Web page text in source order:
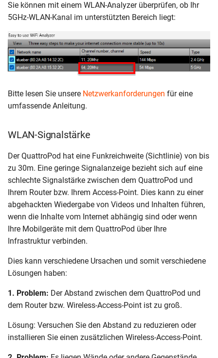
Sie können mit einem WLAN-Analyzer überprüfen, ob Ihr
5GHz-WLAN-Kanal im unterstützten Bereich liegt:
Bitte lesen Sie unsere Netzwerkanforderungen für eine
umfassende Anleitung.
WLAN-Signalstärke
Der QuattroPod hat eine Funkreichweite (Sichtlinie) von bis
zu 30m. Eine geringe Signalanzeige bezieht sich auf eine
schlechte Signalstärke zwischen dem QuattroPod und
Ihrem Router bzw. Ihrem Access-Point. Dies kann zu einer
abgehackten Wiedergabe von Videos und Inhalten führen,
wenn die Inhalte vom Internet abhängig sind oder wenn
Ihre Mobilgeräte mit dem QuattroPod über Ihre
Infrastruktur verbinden.
Dies kann verschiedene Ursachen und somit verschiedene
Lösungen haben:
1. Problem: Der Abstand zwischen dem QuattroPod und
dem Router bzw. Wireless-Access-Point ist zu groß.
Lösung: Versuchen Sie den Abstand zu reduzieren oder
installieren Sie einen zusätzlichen Wireless-Access-Point.